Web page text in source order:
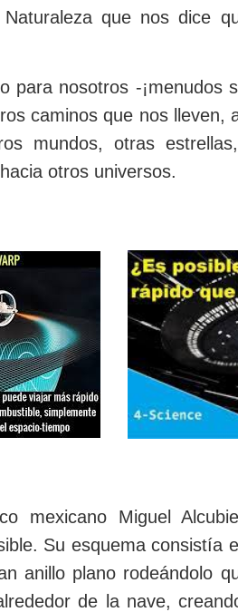
que nos dice
para nosotros -¡menudos
caminos que nos lleven,
mundos, otras
otros universos.
mexicano Miguel
Su esquema consistía
anillo plano rodeándolo
de la nave,